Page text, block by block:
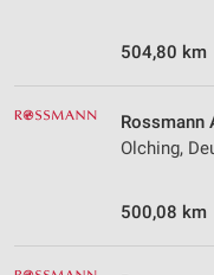
504,80 km
Rossmann
Olching,
500,08 km
Verwendung
IAB-Besonderheiten: